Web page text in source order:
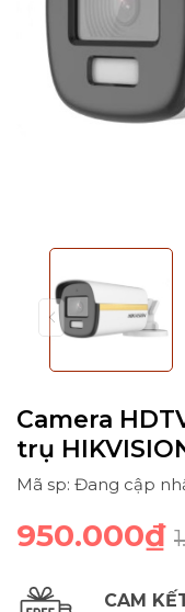
Camera
trụ
Mã sp: Đang cập
950.000₫
CAM